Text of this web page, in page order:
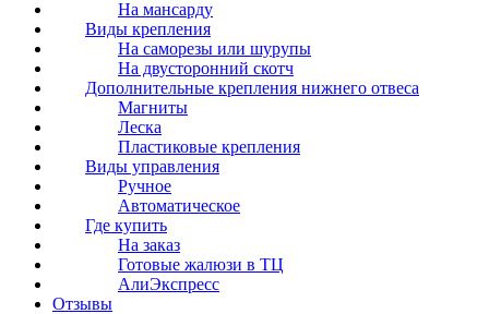
На мансарду
Виды крепления
На саморезы или шурупы
На двусторонний скотч
Дополнительные крепления нижнего отвеса
Магниты
Леска
Пластиковые крепления
Виды управления
Ручное
Автоматическое
Где купить
На заказ
Готовые жалюзи в ТЦ
АлиЭкспресс
Отзывы